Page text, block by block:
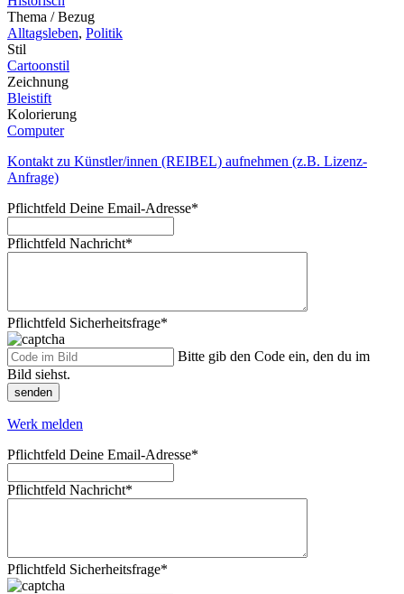
Thema / Bezug
Alltagsleben, Politik
Stil
Cartoonstil
Zeichnung
Bleistift
Kolorierung
Computer
Kontakt zu Künstler/innen (REIBEL) aufnehmen (z.B. Lizenz-
Anfrage)
Pflichtfeld Deine Email-Adresse*
Pflichtfeld Nachricht*
Pflichtfeld Sicherheitsfrage*
Bitte gib den Code ein, den du im
Bild siehst.
senden
Werk melden
Pflichtfeld Deine Email-Adresse*
Pflichtfeld Nachricht*
Pflichtfeld Sicherheitsfrage*